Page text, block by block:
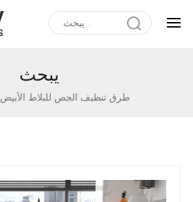
يبحث
طرق تنظيف الجص للبلاط الأبيض